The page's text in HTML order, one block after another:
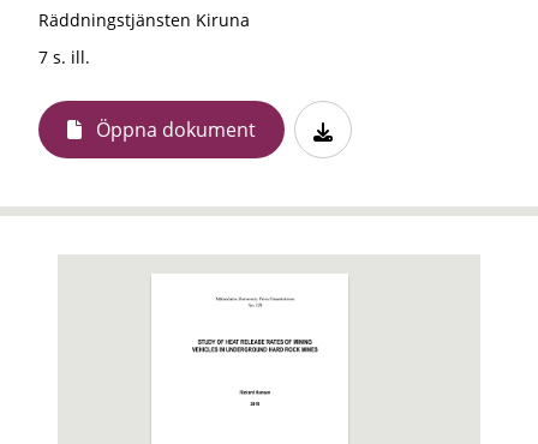
Räddningstjänsten Kiruna
7 s. ill.
Öppna dokument